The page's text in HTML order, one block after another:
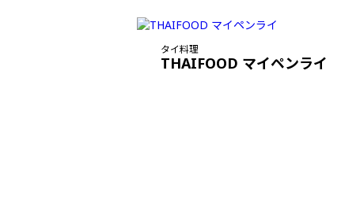
タイ料理
THAIFOOD マイペンライ